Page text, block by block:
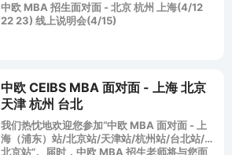
中欧 MBA 招生面对面 - 北京 杭州 上海(4/12
22 23) 线上说明会(4/15)
中欧 CEIBS MBA 面对面 - 上海 北京
天津 杭州 台北
我们热忱地欢迎您参加“中欧 MBA 面对面 - 上
海（浦东）站/北京站/天津站/杭州站/台北站/
北京站”。届时，中欧 MBA 招生老师将与您面